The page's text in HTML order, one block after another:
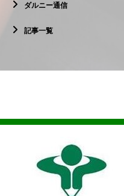
ダルニー通信
記事一覧